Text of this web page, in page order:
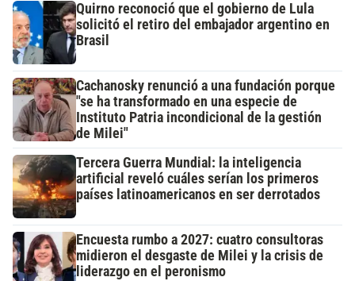
Quirno reconoció que el gobierno de Lula
solicitó el retiro del embajador argentino en
Brasil
Cachanosky renunció a una fundación porque
"se ha transformado en una especie de
Instituto Patria incondicional de la gestión
de Milei"
Tercera Guerra Mundial: la inteligencia
artificial reveló cuáles serían los primeros
países latinoamericanos en ser derrotados
Encuesta rumbo a 2027: cuatro consultoras
midieron el desgaste de Milei y la crisis de
liderazgo en el peronismo